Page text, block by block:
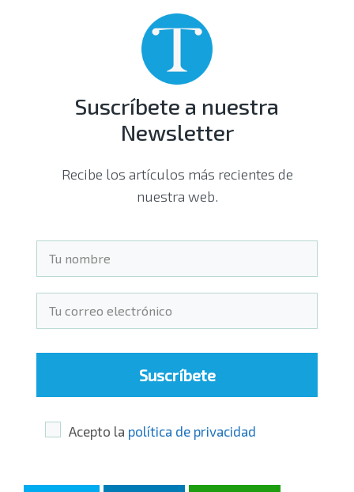
Suscríbete a nuestra
Newsletter
Recibe los artículos más recientes de
nuestra web.
Suscríbete
Acepto la política de privacidad